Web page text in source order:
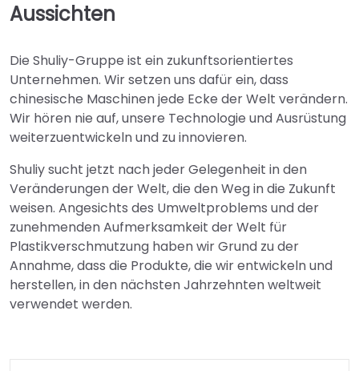
Aussichten
Die Shuliy-Gruppe ist ein zukunftsorientiertes
Unternehmen. Wir setzen uns dafür ein, dass
chinesische Maschinen jede Ecke der Welt verändern.
Wir hören nie auf, unsere Technologie und Ausrüstung
weiterzuentwickeln und zu innovieren.
Shuliy sucht jetzt nach jeder Gelegenheit in den
Veränderungen der Welt, die den Weg in die Zukunft
weisen. Angesichts des Umweltproblems und der
zunehmenden Aufmerksamkeit der Welt für
Plastikverschmutzung haben wir Grund zu der
Annahme, dass die Produkte, die wir entwickeln und
herstellen, in den nächsten Jahrzehnten weltweit
verwendet werden.